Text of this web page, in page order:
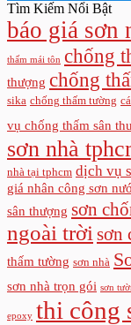
Tìm Kiếm Nổi Bật
báo giá sơn
thấm mái tôn chống
thượng chống
sika chống thấm tường
vụ chống thấm sân
sơn nhà
nhà tại tphcm dịch vụ
giá nhân công sơn
sân thượng sơn
ngoài trời sơn
thấm tường sơn nhà
sơn nhà trọn gói sơn
epoxy thi công